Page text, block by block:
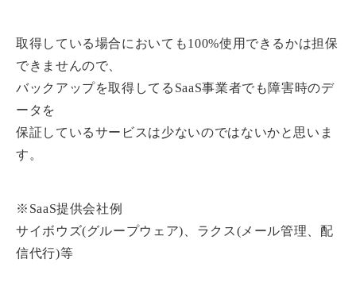
取得している場合においても100%使用できるかは担保
できませんので、
バックアップを取得してるSaaS事業者でも障害時のデ
ータを
保証しているサービスは少ないのではないかと思いま
す。
※SaaS提供会社例
サイボウズ(グループウェア)、ラクス(メール管理、配
信代行)等